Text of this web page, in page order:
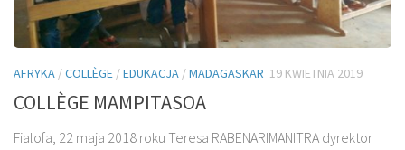
AFRYKA /COLLÈGE /EDUKACJA /MADAGASKAR 19 KWIETNIA 2019
COLLÈGE MAMPITASOA
Fialofa, 22 maja 2018 roku Teresa RABENARIMANITRA dyrektor